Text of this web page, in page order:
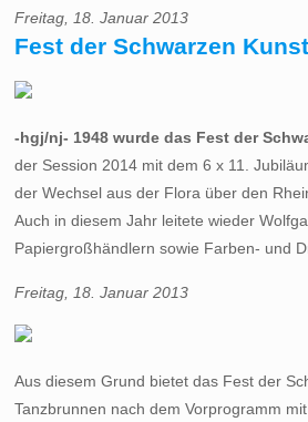
Freitag, 18. Januar 2013
Fest der Schwarzen
-hgj/nj- 1948 wurde das Fest der
der Session 2014 mit dem 6 x 11.
der Wechsel aus der Flora über den
Auch in diesem Jahr leitete wieder
Papiergroßhändlern sowie Farben- und
Freitag, 18. Januar 2013
Aus diesem Grund bietet das Fest der
Tanzbrunnen nach dem Vorprogramm mit